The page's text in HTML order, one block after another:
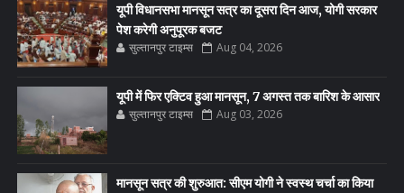
यूपी विधानसभा मानसून सत्र का दूसरा दिन आज, योगी सरकार
पेश करेगी अनुपूरक बजट
सुल्तानपुर टाइम्स Aug 04, 2026
यूपी में फिर एक्टिव हुआ मानसून, 7 अगस्त तक बारिश के आसार
सुल्तानपुर टाइम्स Aug 03, 2026
मानसून सत्र की शुरुआत: सीएम योगी ने स्वस्थ चर्चा का किया